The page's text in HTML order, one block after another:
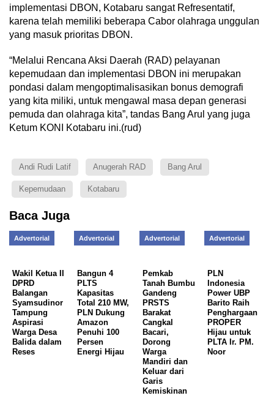
implementasi DBON, Kotabaru sangat Refresentatif,
karena telah memiliki beberapa Cabor olahraga unggulan
yang masuk prioritas DBON.
“Melalui Rencana Aksi Daerah (RAD) pelayanan
kepemudaan dan implementasi DBON ini merupakan
pondasi dalam mengoptimalisasikan bonus demografi
yang kita miliki, untuk mengawal masa depan generasi
pemuda dan olahraga kita”, tandas Bang Arul yang juga
Ketum KONI Kotabaru ini.(rud)
Andi Rudi Latif Anugerah RAD Bang Arul
Kepemudaan Kotabaru
Baca Juga
Advertorial
Wakil Ketua II
DPRD
Balangan
Syamsudinor
Tampung
Aspirasi
Warga Desa
Balida dalam
Reses
Advertorial
Bangun 4
PLTS
Kapasitas
Total 210 MW,
PLN Dukung
Amazon
Penuhi 100
Persen
Energi Hijau
Advertorial
Pemkab
Tanah Bumbu
Gandeng
PRSTS
Barakat
Cangkal
Bacari,
Dorong
Warga
Mandiri dan
Keluar dari
Garis
Kemiskinan
Advertorial
PLN
Indonesia
Power UBP
Barito Raih
Penghargaan
PROPER
Hijau untuk
PLTA Ir. PM.
Noor